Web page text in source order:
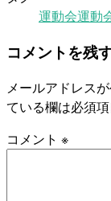
運動会運動
コメントを残
メールアドレス
ている欄は必須
コメント ※